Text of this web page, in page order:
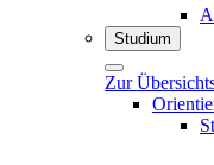
Studium
Zur